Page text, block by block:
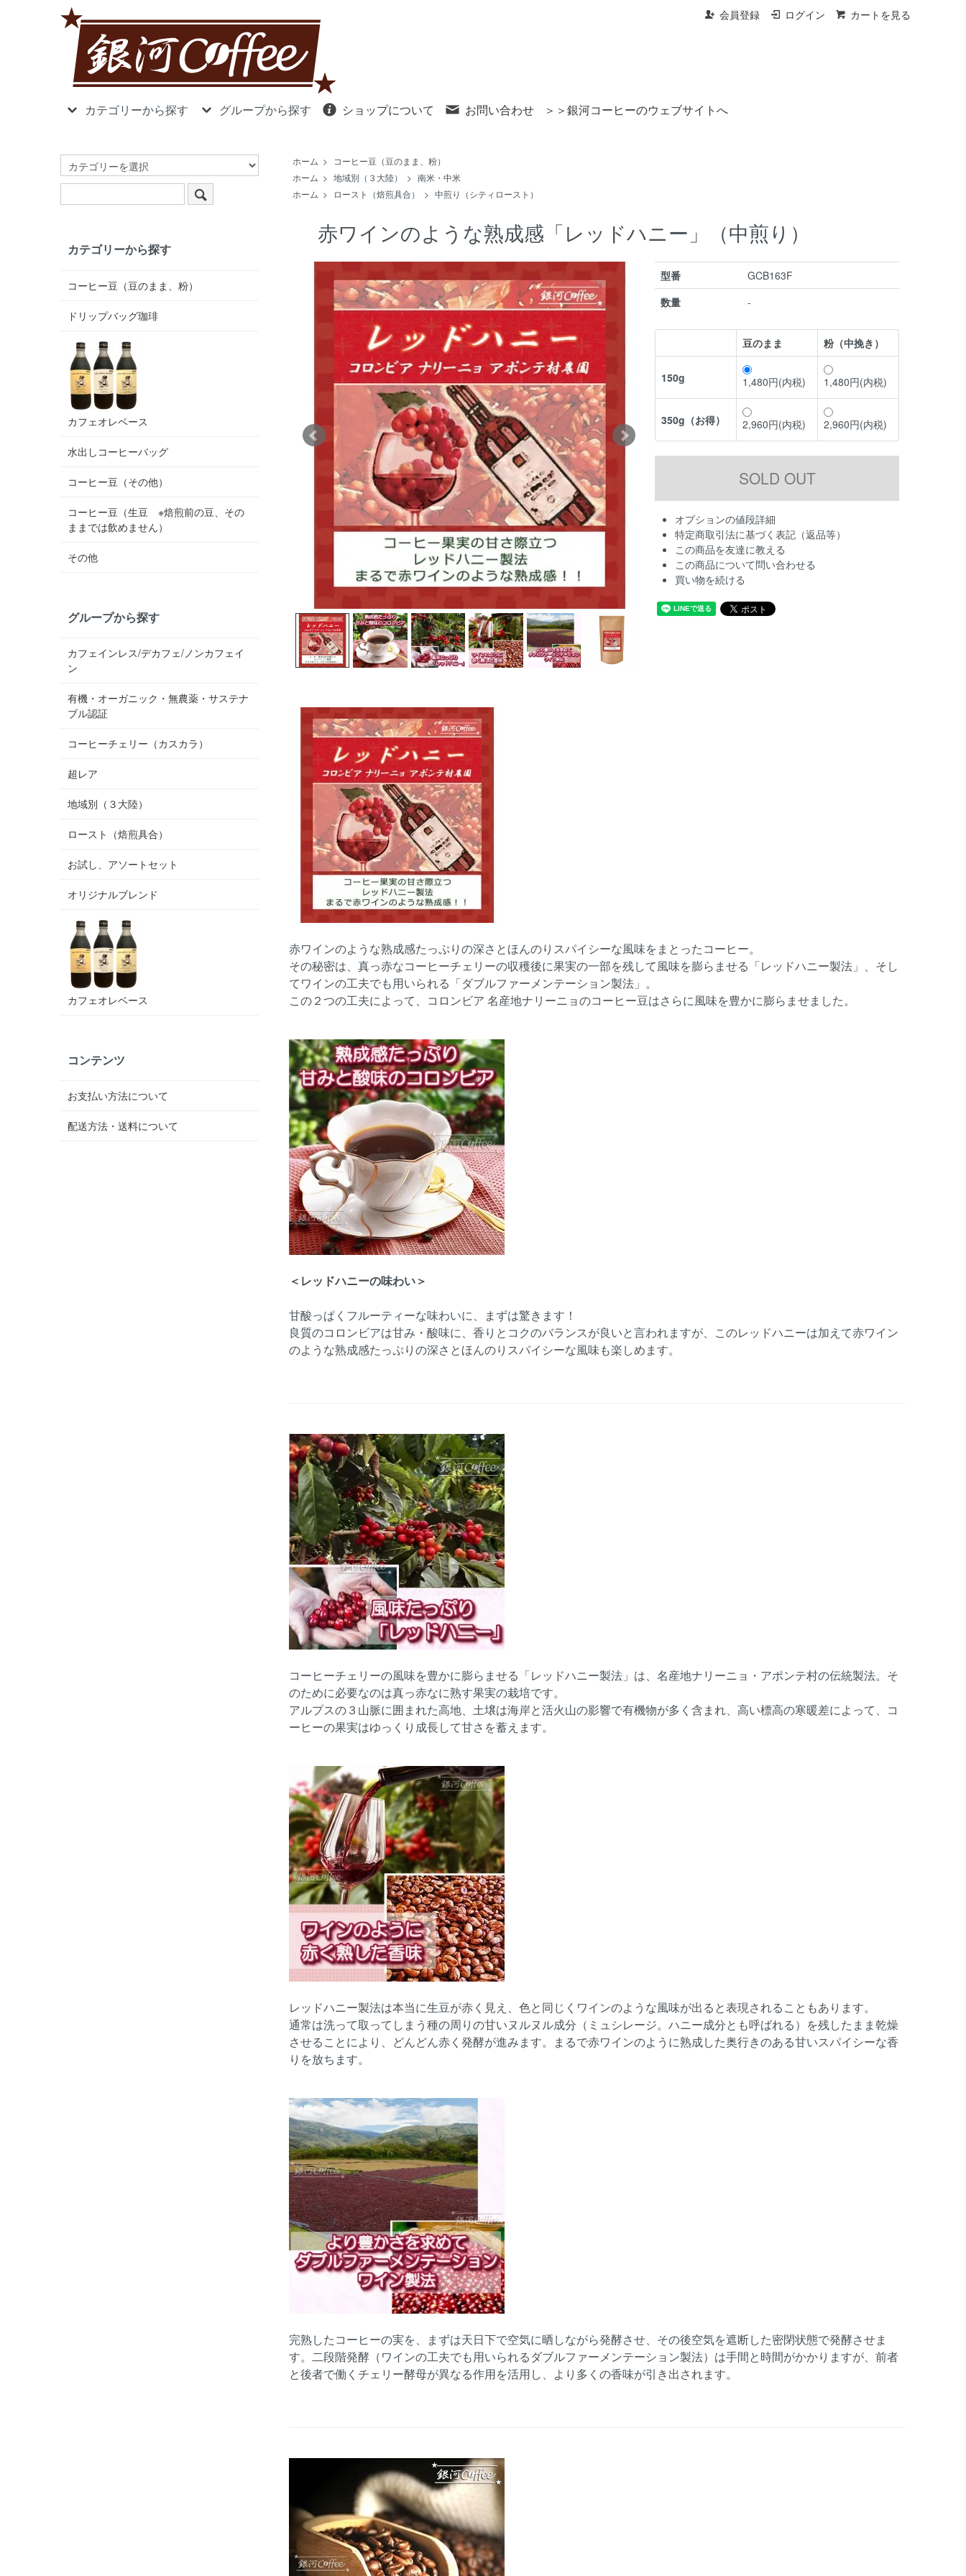
会員登録 ログイン カートを見る
カテゴリーから探す グループから探す ショップについて お問い合わせ ＞＞銀河コーヒーのウェブサイトへ
ホーム >
コーヒー豆（豆のまま、粉）
ホーム > 地域別（３大陸） > 南米・中米
ホーム > ロースト（焙煎具合） > 中煎り（シティロースト）
赤ワインのような熟成感「レッドハニー」（中煎り）
型番
GCB163F
数量
-
豆のまま 粉（中挽き）
150g 1,480円(内税) 1,480円(内税)
350g（お得） 2,960円(内税) 2,960円(内税)
オプションの値段詳細
特定商取引法に基づく表記（返品等）
この商品を友達に教える
この商品について問い合わせる
買い物を続ける
赤ワインのような熟成感たっぷりの深さとほんのりスパイシーな風味をまとったコーヒー。
その秘密は、真っ赤なコーヒーチェリーの収穫後に果実の一部を残して風味を膨らませる「レッドハニー製法」、そし
てワインの工夫でも用いられる「ダブルファーメンテーション製法」。
この２つの工夫によって、コロンビア 名産地ナリーニョのコーヒー豆はさらに風味を豊かに膨らませました。
＜レッドハニーの味わい＞
甘酸っぱくフルーティーな味わいに、まずは驚きます！
良質のコロンビアは甘み・酸味に、香りとコクのバランスが良いと言われますが、このレッドハニーは加えて赤ワイン
のような熟成感たっぷりの深さとほんのりスパイシーな風味も楽しめます。
コーヒーチェリーの風味を豊かに膨らませる「レッドハニー製法」は、名産地ナリーニョ・アポンテ村の伝統製法。そ
のために必要なのは真っ赤なに熟す果実の栽培です。
アルプスの３山脈に囲まれた高地、土壌は海岸と活火山の影響で有機物が多く含まれ、高い標高の寒暖差によって、コ
ーヒーの果実はゆっくり成長して甘さを蓄えます。
レッドハニー製法は本当に生豆が赤く見え、色と同じくワインのような風味が出ると表現されることもあります。
通常は洗って取ってしまう種の周りの甘いヌルヌル成分（ミュシレージ。ハニー成分とも呼ばれる）を残したまま乾燥
させることにより、どんどん赤く発酵が進みます。まるで赤ワインのように熟成した奥行きのある甘いスパイシーな香
りを放ちます。
完熟したコーヒーの実を、まずは天日下で空気に晒しながら発酵させ、その後空気を遮断した密閉状態で発酵させま
す。二段階発酵（ワインの工夫でも用いられるダブルファーメンテーション製法）は手間と時間がかかりますが、前者
と後者で働くチェリー酵母が異なる作用を活用し、より多くの香味が引き出されます。
カテゴリーから探す
コーヒー豆（豆のまま、粉）
ドリップバッグ珈琲
カフェオレベース
水出しコーヒーバッグ
コーヒー豆（その他）
コーヒー豆（生豆 ※焙煎前の豆、その
ままでは飲めません）
その他
グループから探す
カフェインレス/デカフェ/ノンカフェイ
ン
有機・オーガニック・無農薬・サステナ
ブル認証
コーヒーチェリー（カスカラ）
超レア
地域別（３大陸）
ロースト（焙煎具合）
お試し、アソートセット
オリジナルブレンド
カフェオレベース
コンテンツ
お支払い方法について
配送方法・送料について